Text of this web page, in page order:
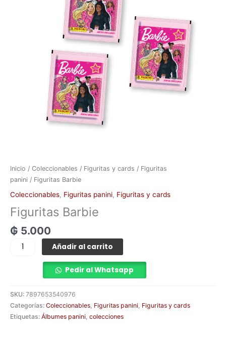
Inicio / Coleccionables / Figuritas y cards / Figuritas
panini / Figuritas Barbie
Coleccionables, Figuritas panini, Figuritas y cards
Figuritas Barbie
₲ 5.000
Añadir al carrito
Pedir al Whatsapp
SKU: 7897653540976
Categorías: Coleccionables, Figuritas panini, Figuritas y cards
Etiquetas: Álbumes panini, colecciones